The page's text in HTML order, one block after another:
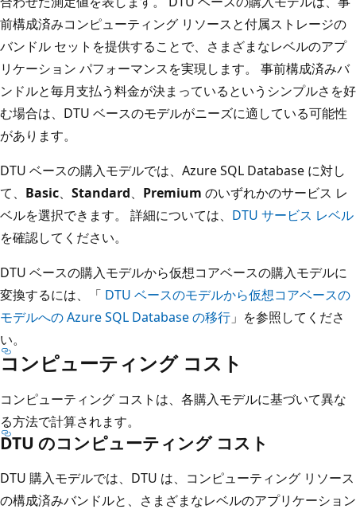
前構成済みコンピューティング リソースと付属ストレージの
バンドル セットを提供することで、さまざまなレベルのアプ
リケーション パフォーマンスを実現します。 事前構成済みバ
ンドルと毎月支払う料金が決まっているというシンプルさを好
む場合は、DTU ベースのモデルがニーズに適している可能性
があります。
DTU ベースの購入モデルでは、Azure SQL Database に対し
て、 Basic、 Standard、 Premium のいずれかのサービス レ
ベルを選択できます。 詳細については、 DTU サービス レベル
を確認してください。
DTU ベースの購入モデルから仮想コアベースの購入モデルに
変換するには、「 DTU ベースのモデルから仮想コアベースの
モデルへの Azure SQL Database の移行 」を参照してくださ
い。
コンピューティング コスト
コンピューティング コストは、各購入モデルに基づいて異な
る方法で計算されます。
DTU のコンピューティング コスト
DTU 購入モデルでは、DTU は、コンピューティング リソース
の構成済みバンドルと、さまざまなレベルのアプリケーション